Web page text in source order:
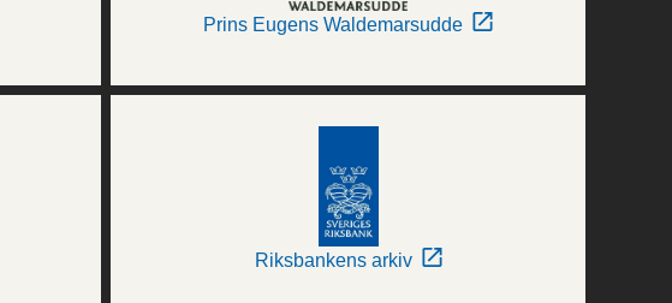
Prins Eugens Waldemarsudde
Riksbankens arkiv